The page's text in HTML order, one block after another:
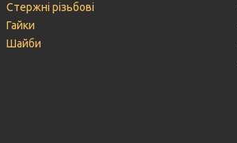
Стержні різьбові
Гайки
Шайби